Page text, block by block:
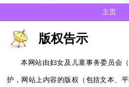
主页
版权告示
本网站由妇女及儿童事务委员会
护，网站上内容的版权（包括文本、